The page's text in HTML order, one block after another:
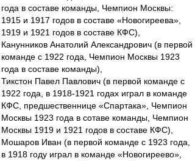
года в составе команды, Чемпион Москвы:
1915 и 1917 годов в составе «Новогиреева»,
1919 и 1921 годов в составе КФС),
Канунников Анатолий Александрович (в первой
команде с 1922 года, Чемпион Москвы 1923
года в составе команды),
Тикстон Павел Павлович (в первой команде с
1922 года, в 1918-1921 годах играл в команде
КФС, предшественнице «Спартака», Чемпион
Москвы 1923 года в сотаве команды, Чемпион
Москвы 1919 и 1921 годов в составе КФС),
Мошаров Иван (в первой команде с 1923 года,
в 1918 году играл в команде «Новогиреево»,